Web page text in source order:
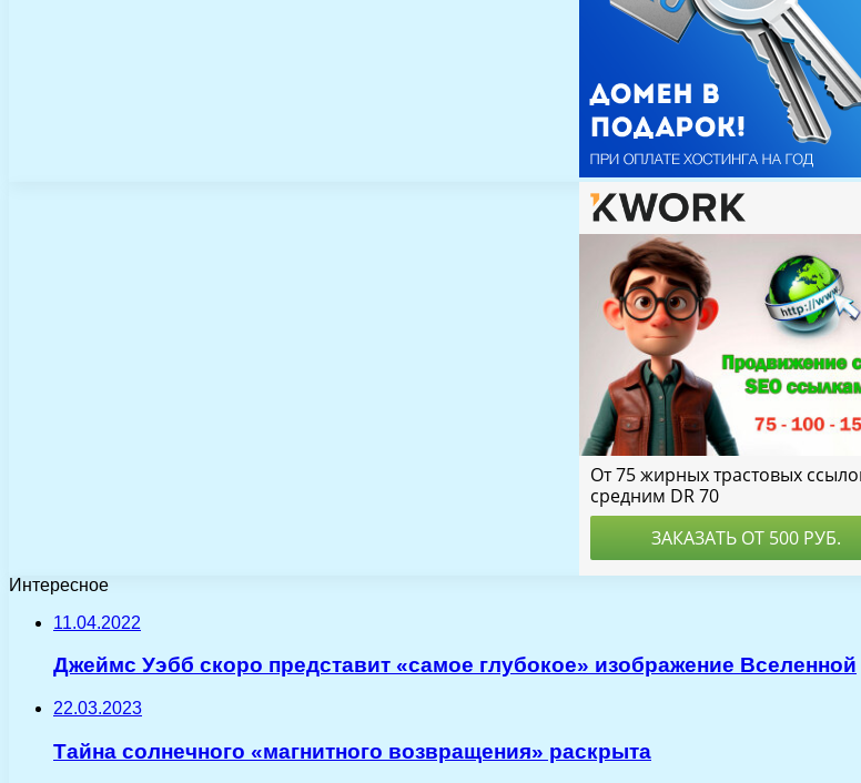
Интересное
11.04.2022
Джеймс Уэбб скоро представит «самое глубокое» изображение Вселенной
22.03.2023
Тайна солнечного «магнитного возвращения» раскрыта